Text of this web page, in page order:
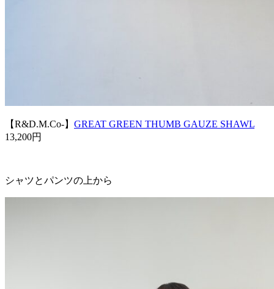
【R&D.M.Co-】 GREAT GREEN THUMB GAUZE SHAWL
13,200円
シャツとパンツの上から